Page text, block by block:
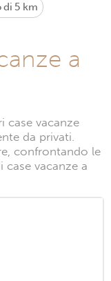
di 5 km
a
case vacanze
da privati.
confrontando le
vacanze a